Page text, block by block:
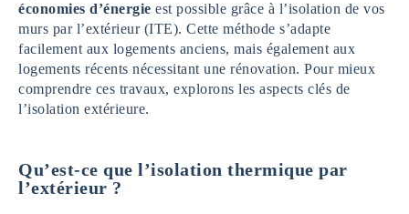
économies d’énergie est possible grâce à l’isolation de vos
murs par l’extérieur (ITE). Cette méthode s’adapte
facilement aux logements anciens, mais également aux
logements récents nécessitant une rénovation. Pour mieux
comprendre ces travaux, explorons les aspects clés de
l’isolation extérieure.
Qu’est-ce que l’isolation thermique par
l’extérieur ?